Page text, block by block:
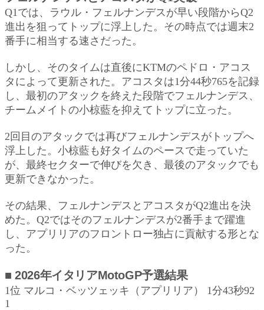
Q1では、ラウル・フェルナンデスが早い段階からQ2
進出を狙ってトップに浮上した。その時点では週末2
番手に相当する速さだった。
しかし、そのタイムは直後にKTMのペドロ・アコス
タによって更新された。アコスタは1分44秒765を記録
し、最初のアタックを終えた段階でフェルナンデス、
チームメイトの小椋藍を抑えてトップに立った。
2回目のアタックでは再びフェルナンデスがトップへ
浮上した。小椋藍も好タイムのペースで走っていた
が、最終セクターで伸びを欠き、最後のアタックでも
更新できなかった。
その結果、フェルナンデスとアコスタがQ2進出を決
めた。Q2ではそのフェルナンデスが2番手まで躍進
し、アプリリアのフロントロー独占に貢献する形とな
った。
■ 2026年イタリアMotoGP予選結果
1位 マルコ・ベッツェッキ（アプリリア） 1分43秒92
1